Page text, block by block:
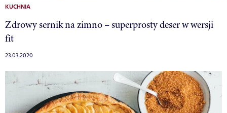
KUCHNIA
Zdrowy sernik na zimno – superprosty deser w wersji
fit
23.03.2020